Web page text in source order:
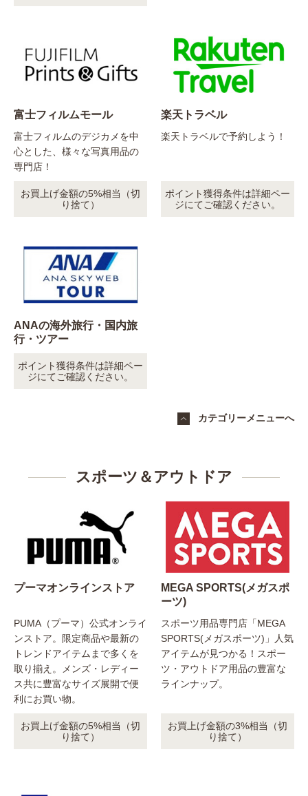
富士フィルムモール
富士フィルムのデジカメを中
心とした、様々な写真用品の
専門店！
お買上げ金額の5%相当（切
り捨て）
楽天トラベル
楽天トラベルで予約しよう！
ポイント獲得条件は詳細ペー
ジにてご確認ください。
ANAの海外旅行・国内旅
行・ツアー
ポイント獲得条件は詳細ペー
ジにてご確認ください。
カテゴリーメニューへ
スポーツ＆アウトドア
プーマオンラインストア
PUMA（プーマ）公式オンライ
ンストア。限定商品や最新の
トレンドアイテムまで多くを
取り揃え。メンズ・レディー
ス共に豊富なサイズ展開で便
利にお買い物。
お買上げ金額の5%相当（切
り捨て）
MEGA SPORTS(メガスポ
ーツ)
スポーツ用品専門店「MEGA
SPORTS(メガスポーツ)」人気
アイテムが見つかる！スポー
ツ・アウトドア用品の豊富な
ラインナップ。
お買上げ金額の3%相当（切
り捨て）